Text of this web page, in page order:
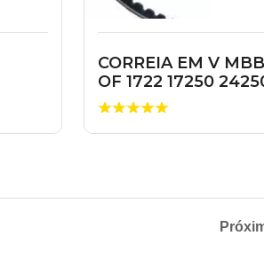
CORREIA EM V
OF 1722 17250
9150 04...